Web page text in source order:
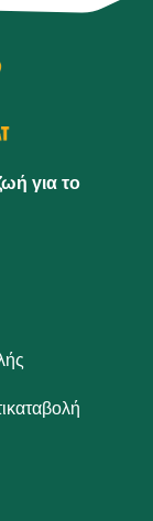
για το